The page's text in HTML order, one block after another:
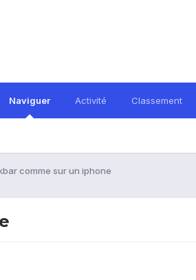
Naviguer Activité Classement
comme sur un iphone